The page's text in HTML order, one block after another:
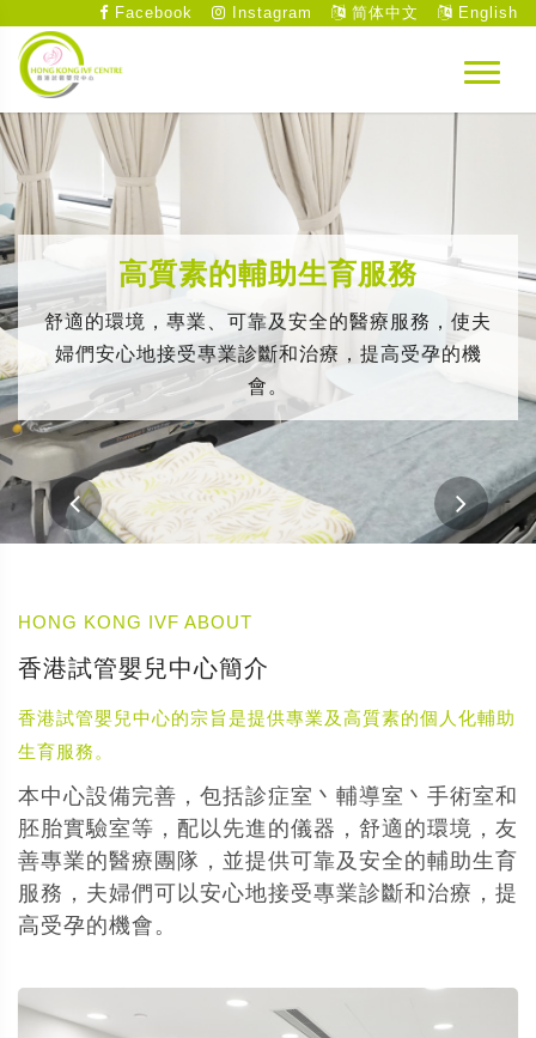
Facebook Instagram 简体中文 English
高質素的輔助生育服務
舒適的環境，專業、可靠及安全的醫療服務，使夫
婦們安心地接受專業診斷和治療，提高受孕的機
會。
HONG KONG IVF ABOUT
香港試管嬰兒中心簡介
香港試管嬰兒中心的宗旨是提供專業及高質素的個人化輔助
生育服務。
本中心設備完善，包括診症室丶輔導室丶手術室和
胚胎實驗室等，配以先進的儀器，舒適的環境，友
善專業的醫療團隊，並提供可靠及安全的輔助生育
服務，夫婦們可以安心地接受專業診斷和治療，提
高受孕的機會。